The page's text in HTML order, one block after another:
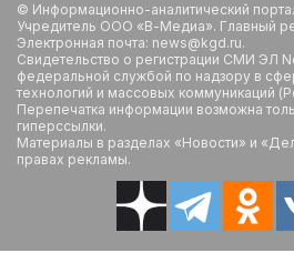
© Информационно-аналитический
Учредитель ООО «В-Медиа». Главный
Электронная почта: news@kgd.ru.
Свидетельство о регистрации СМИ ЭЛ
федеральной службой по надзору в
технологий и массовых коммуникаций
Перепечатка информации возможна
гиперссылки.
Материалы в разделах «Новости» и
правах рекламы.